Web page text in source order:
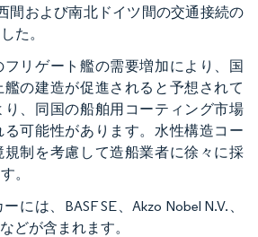
間および南北ドイツ間の交通接続の
た。
フリゲート艦の需要増加により、国
の建造が促進されると予想されて
り、同国の船舶用コーティング市場
可能性があります。水性構造コー
規制を考慮して造船業者に徐々に採
。
には、BASF SE、Akzo Nobel N.V.、
どが含まれます。